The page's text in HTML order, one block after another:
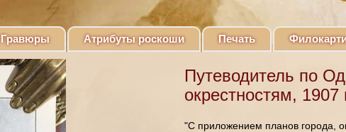
Гравюры Атрибуты роскоши Печать
Путеводитель по
окрестностям, 1907
"С приложением планов города,